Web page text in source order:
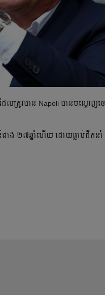
ល​ត្រូវ​បាន​ Napoli បាន​បណ្ដេញ​
ាង​ ២៧ឆ្នាំ​ហើយ​ ដោយ​ធ្លាប់​ដឹកន